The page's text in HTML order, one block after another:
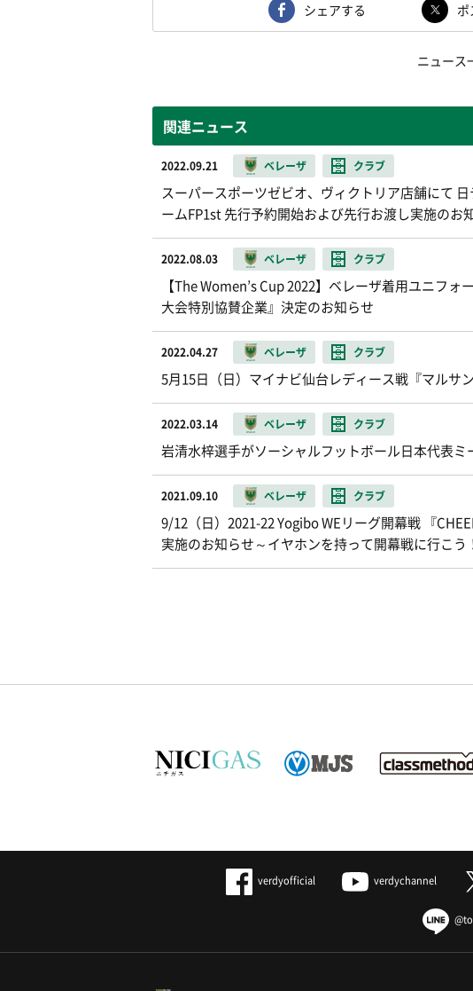
シェアする ポ
ニュース
関連ニュース
2022.09.21 ベレーザ クラブ
スーパースポーツゼビオ、ヴィクトリア店舗にて
ームFP1st 先行予約開始および先行お渡し実施のお
2022.08.03 ベレーザ クラブ
【The Women’s Cup 2022】ベレーザ着用ユニフ
大会特別協賛企業』決定のお知らせ
2022.04.27 ベレーザ クラブ
5月15日（日）マイナビ仙台レディース戦『マルサ
2022.03.14 ベレーザ クラブ
岩清水梓選手がソーシャルフットボール日本代表ミ
2021.09.10 ベレーザ クラブ
9/12（日）2021-22 Yogibo WEリーグ開幕戦 『
実施のお知らせ～イヤホンを持って開幕戦に行こう
verdyofficial verdychannel